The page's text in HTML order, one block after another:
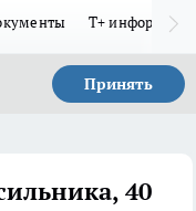
Т+
Принять
40